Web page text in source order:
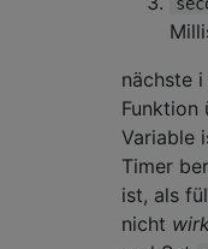
nächste
Funktion
Variable
Timer
ist, als
nicht